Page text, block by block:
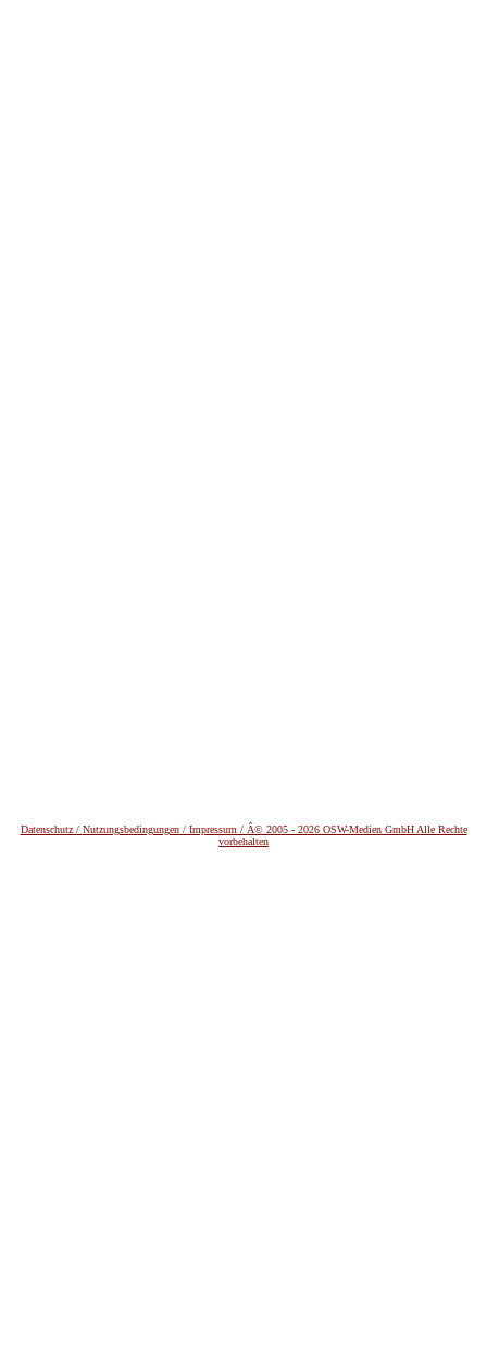
Datenschutz / Nutzungsbedingungen / Impressum / Â© 2005 - 2026 OSW-Medien GmbH Alle Rechte
vorbehalten